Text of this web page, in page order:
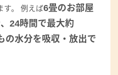
す。 例えば6畳のお部屋
24時間で最大約
の水分を吸収・放出で